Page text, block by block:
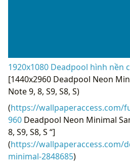
1920x1080 Deadpool hình nền
[1440x2960 ​​Deadpool Neon
Note 9, 8, S9, S8, S)
(https://wallpaperaccess.com/
960 ​​Deadpool Neon Minimal
8, S9, S8, S “]
(https://wallpaperaccess.com/
minimal-2848685)